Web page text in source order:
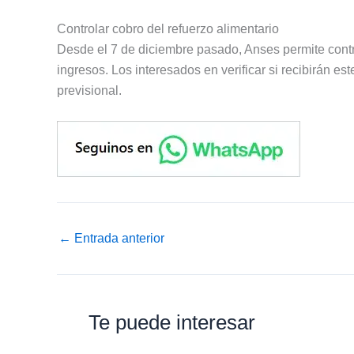
Controlar cobro del refuerzo alimentario
Desde el 7 de diciembre pasado, Anses permite
ingresos. Los interesados en verificar si recibirán
previsional.
← Entrada anterior
Te puede interesar